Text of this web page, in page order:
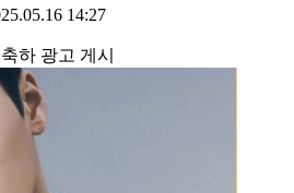
14:27
하 광고 게시